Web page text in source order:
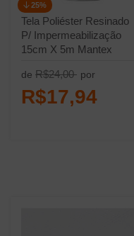
Tela Poliéster Resinado
P/ Impermeabilização
15cm X 5m Mantex
de R$24,00
25%
por
R$17,94